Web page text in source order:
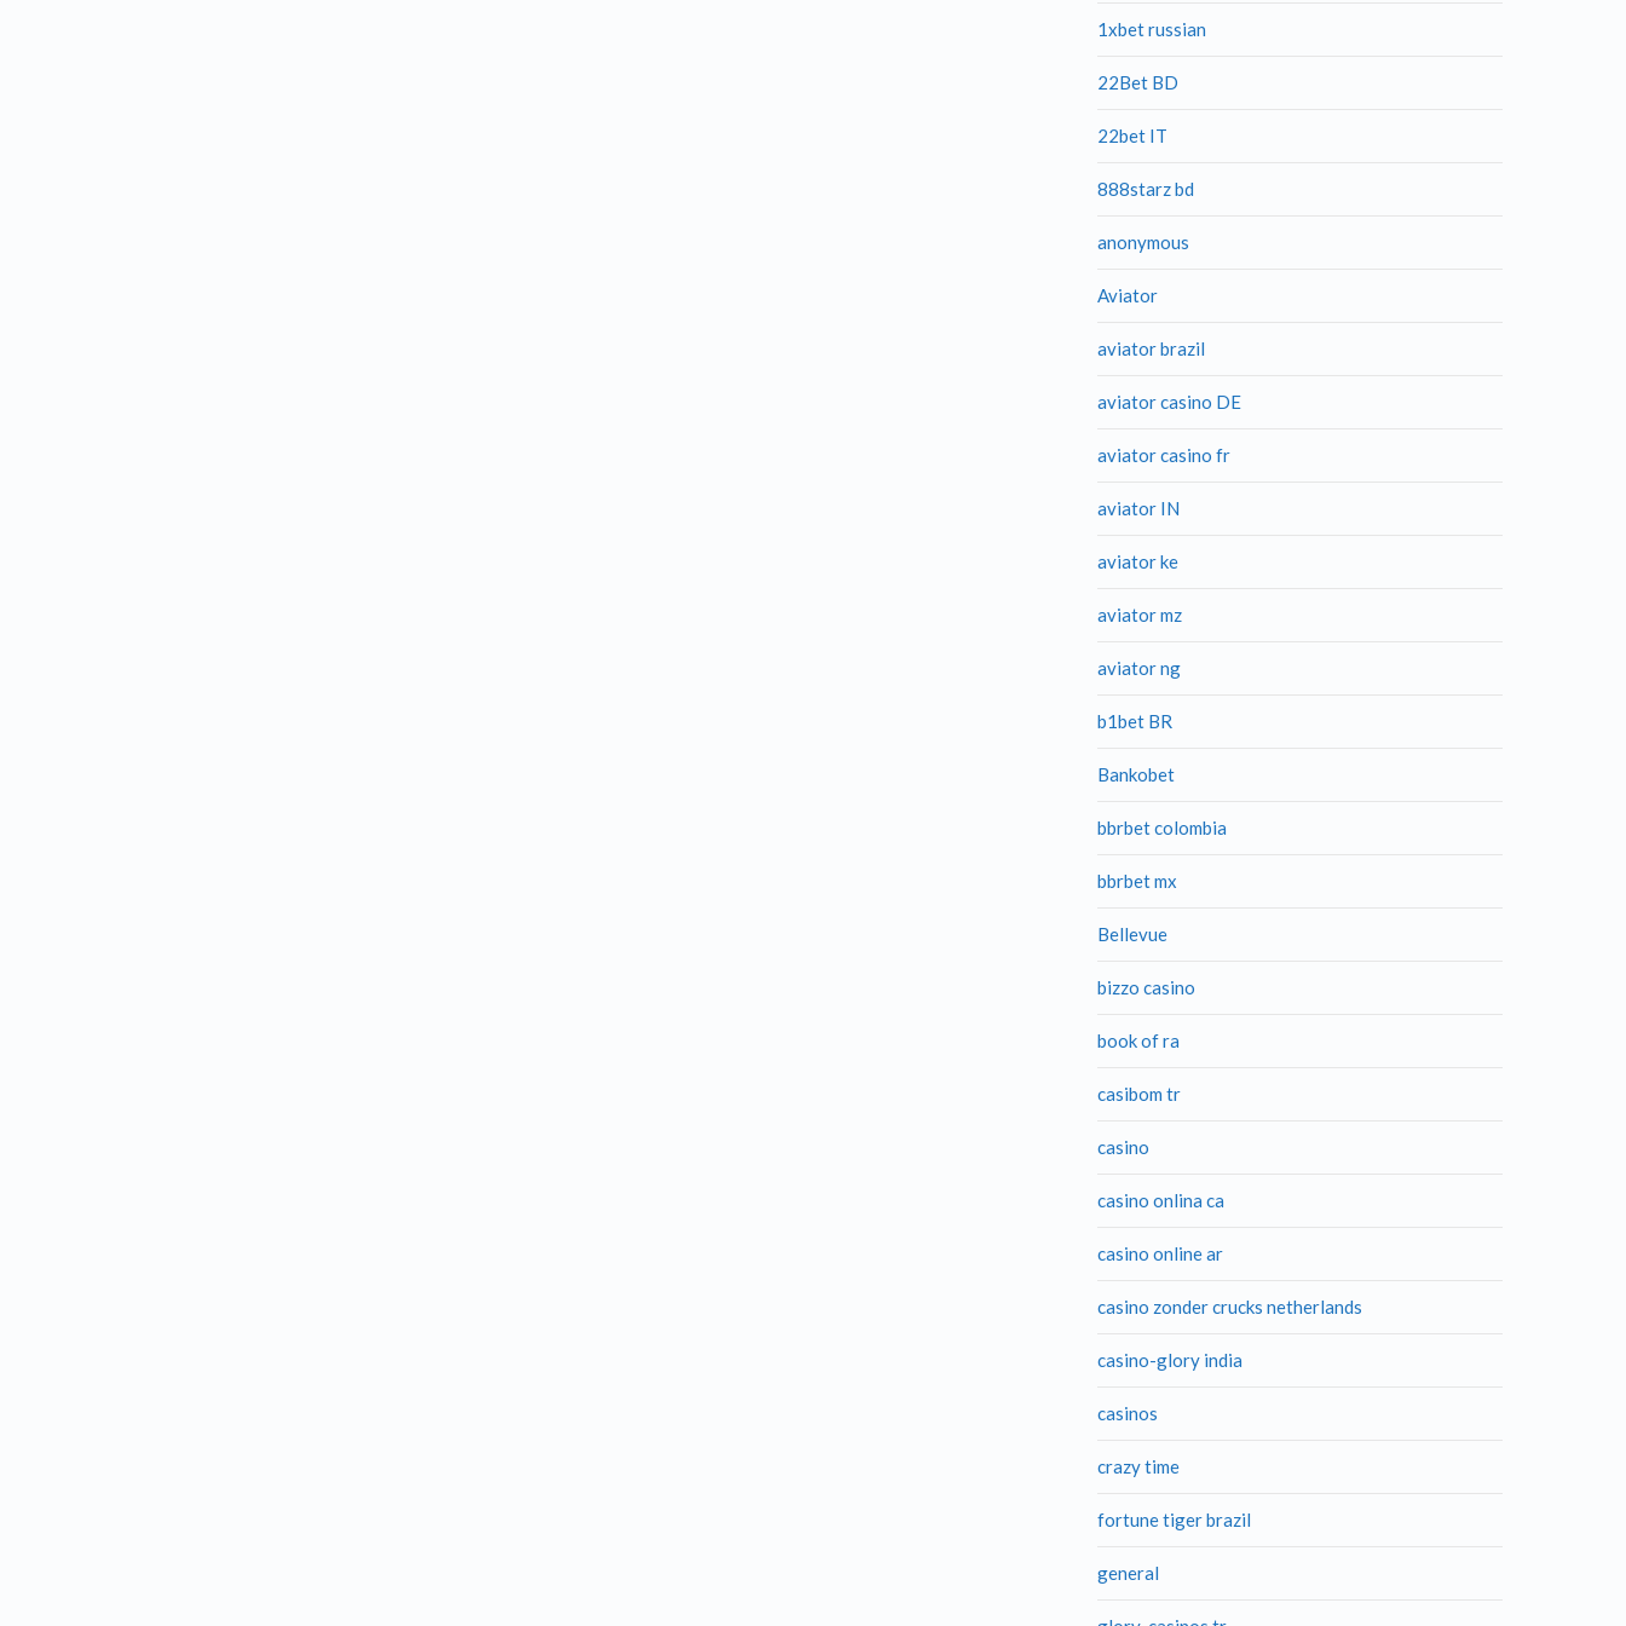
1xbet russian
22Bet BD
22bet IT
888starz bd
anonymous
Aviator
aviator brazil
aviator casino DE
aviator casino fr
aviator IN
aviator ke
aviator mz
aviator ng
b1bet BR
Bankobet
bbrbet colombia
bbrbet mx
Bellevue
bizzo casino
book of ra
casibom tr
casino
casino onlina ca
casino online ar
casino zonder crucks netherlands
casino-glory india
casinos
crazy time
fortune tiger brazil
general